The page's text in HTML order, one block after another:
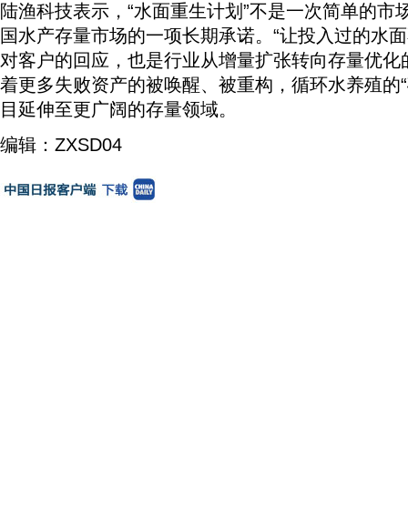
陆渔科技表示，“水面重生计划”不是一次简单的市
国水产存量市场的一项长期承诺。“让投入过的水
对客户的回应，也是行业从增量扩张转向存量优
着更多失败资产的被唤醒、被重构，循环水养殖的
目延伸至更广阔的存量领域。
编辑：ZXSD04